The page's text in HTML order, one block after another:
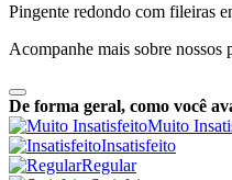
Pingente redondo com fileiras
Acompanhe mais sobre nossos
De forma geral, como você
Muito
Insatisfeito
Regular